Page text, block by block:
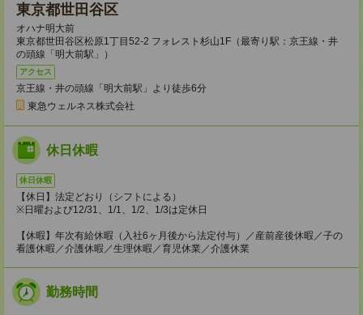
東京都世田谷区
オハナ明大前
東京都世田谷区松原1丁目52-2 フォレスト杉山1F（最寄り駅：京王線・井
の頭線「明大前駅」）
アクセス
京王線・井の頭線「明大前駅」より徒歩6分
東急ウェルネス株式会社
休日休暇
休日休暇
【休日】法定どおり（シフトによる）
※日曜および12/31、1/1、1/2、1/3は定休日
【休暇】年次有給休暇（入社6ヶ月後から法定付与）／産前産後休暇／子の
看護休暇／介護休暇／生理休暇／育児休業／介護休業
勤務時間